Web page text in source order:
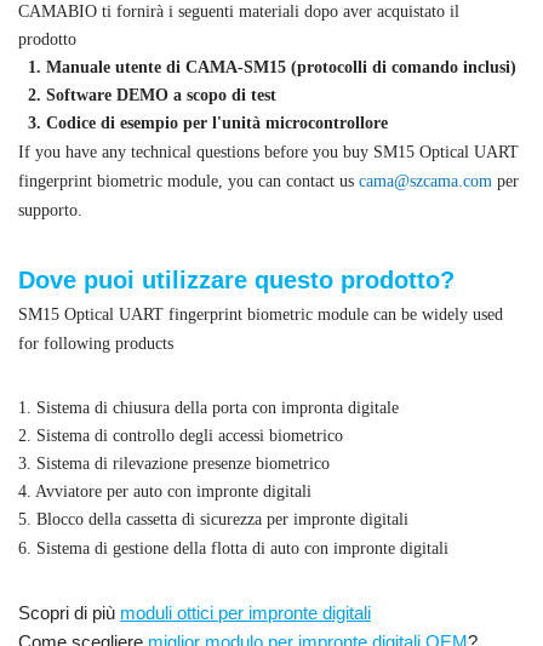
CAMABIO ti fornirà i seguenti materiali dopo aver acquistato il
prodotto
1. Manuale utente di CAMA-SM15 (protocolli di comando inclusi)
2. Software DEMO a scopo di test
3. Codice di esempio per l'unità microcontrollore
If you have any technical questions before you buy SM15 Optical UART
fingerprint biometric module, you can contact us cama@szcama.com per
supporto.
Dove puoi utilizzare questo prodotto?
SM15 Optical UART fingerprint biometric module can be widely used
for following products
1. Sistema di chiusura della porta con impronta digitale
2. Sistema di controllo degli accessi biometrico
3. Sistema di rilevazione presenze biometrico
4. Avviatore per auto con impronte digitali
5. Blocco della cassetta di sicurezza per impronte digitali
6. Sistema di gestione della flotta di auto con impronte digitali
Scopri di più moduli ottici per impronte digitali
Come scegliere miglior modulo per impronte digitali OEM?